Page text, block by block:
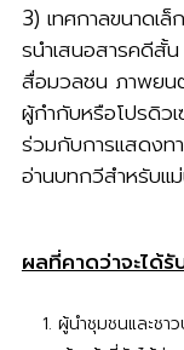
3) เทศกาลขนาดเ
รนําเสนอสารคดีสั้
สื่อมวลชน ภาพยน
ผู้กํากับหรือโปรดิว
ร่วมกับการแสดงท
อ่านบทกวีสําหรับแ
ผลที่คาดว่าจะได้รั
ผู้นําชุมชนและชา